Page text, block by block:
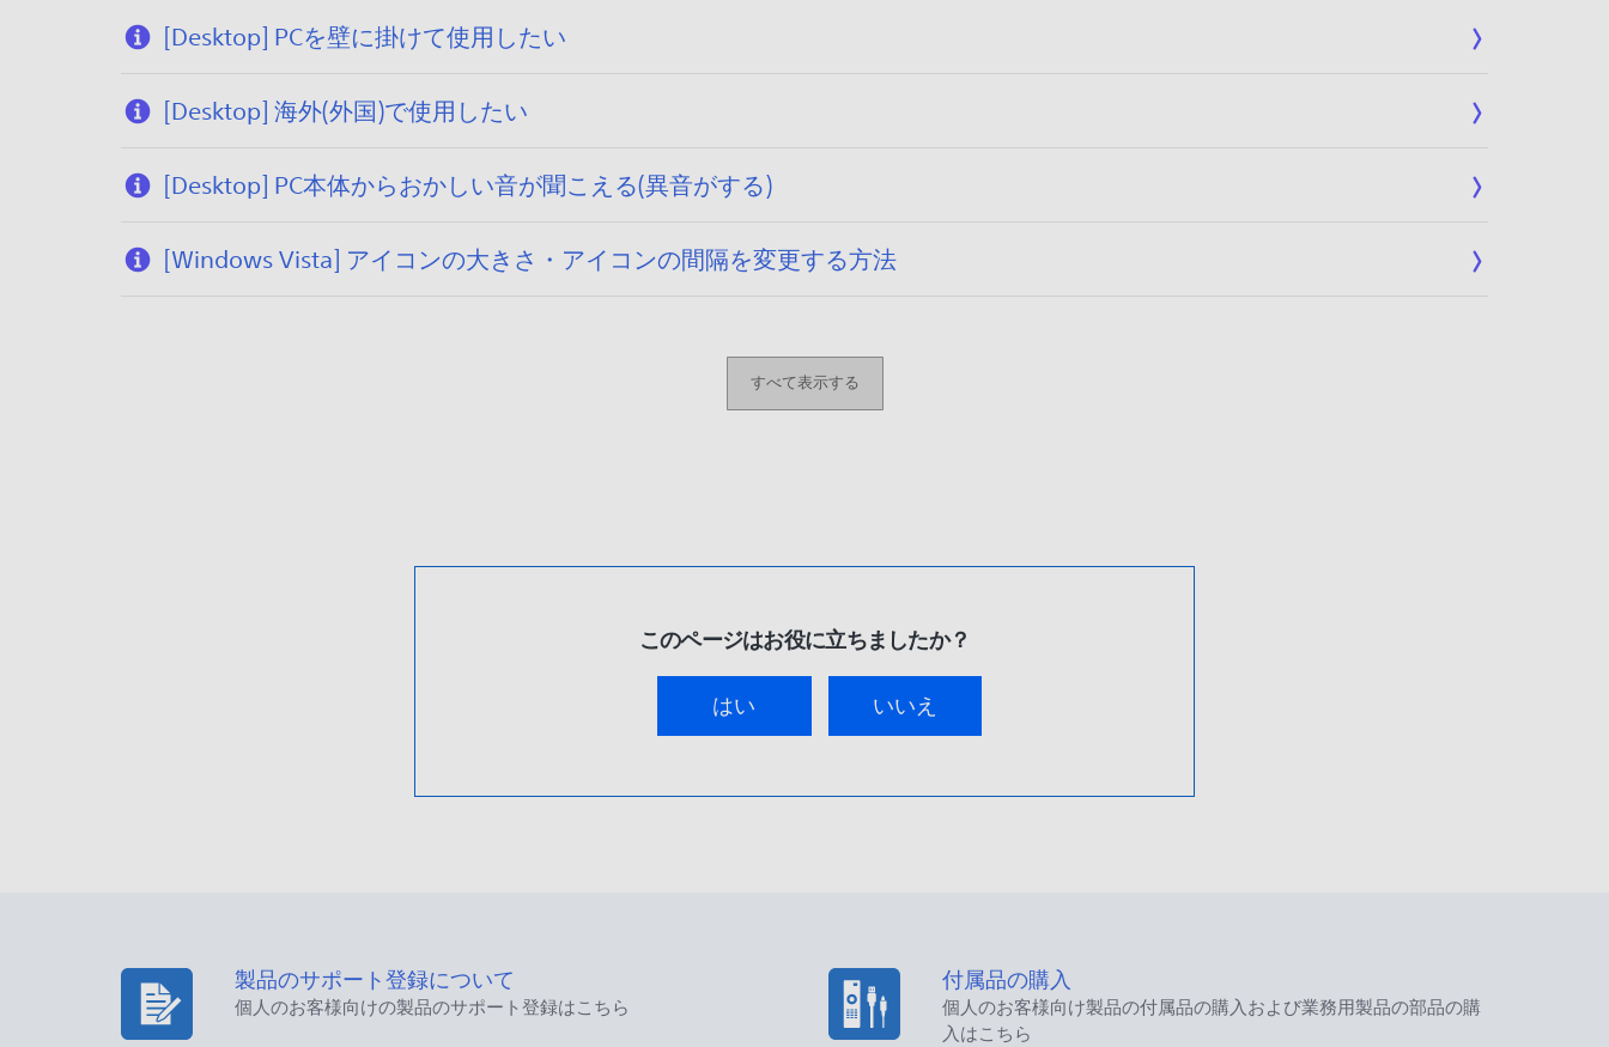
[Desktop] PCを壁に掛けて使用したい
[Desktop] 海外(外国)で使用したい
[Desktop] PC本体からおかしい音が聞こえる(異音がする)
[Windows Vista] アイコンの大きさ・アイコンの間隔を変更する方法
すべて表示する
このページはお役に立ちましたか？
はい いいえ
製品のサポート登録について
個人のお客様向けの製品のサポート登録はこちら
付属品の購入
個人のお客様向け製品の付属品の購入および業務用製品の部品の購
入はこちら